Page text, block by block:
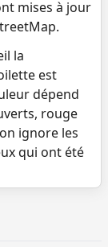
mises à jour
la
est
dépend
rouge
ignore les
qui ont été